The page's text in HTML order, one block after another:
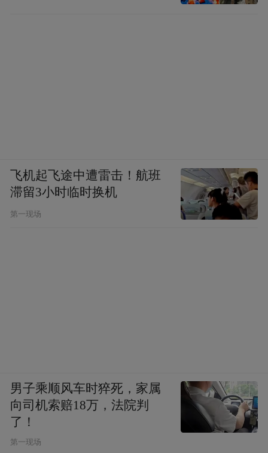
飞机起飞途中遭雷击！航班
滞留3小时临时换机
第一现场
男子乘顺风车时猝死，家属
向司机索赔18万，法院判
了！
第一现场